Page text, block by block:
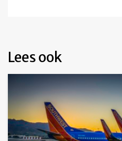
Lees ook